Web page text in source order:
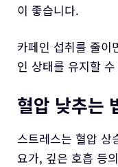
이 좋습니다.
카페인 섭취를 줄이
인 상태를 유지할
혈압 낮추는
스트레스는 혈압 상
요가, 깊은 호흡 등